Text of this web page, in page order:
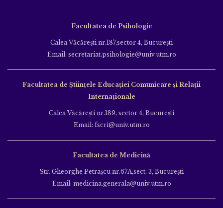
Facultatea de Psihologie
Calea Văcăreşti nr.187,sector 4, Bucureşti
Email: secretariat.psihologie@univ.utm.ro
Facultatea de Ştiinţele Educației Comunicare și Relații
Internaționale
Calea Văcăreşti nr.189, sector 4, Bucureşti
Email: fscri@univ.utm.ro
Facultatea de Medicină
Str. Gheorghe Petraşcu nr.67A,sect. 3, Bucureşti
Email: medicina.generala@univ.utm.ro